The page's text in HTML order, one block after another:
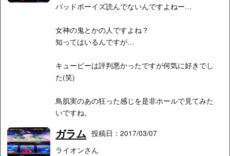
バッドボーイズ読んでないんですよねー…
女神の鬼とかの人ですよね？
知ってはいるんですが…
キューピーは評判悪かったですが何気に好きでし
た(笑)
鳥肌実のあの狂った感じを是非ホールで見てみた
いですね。
ガラム 投稿日：2017/03/07
ライオンさん